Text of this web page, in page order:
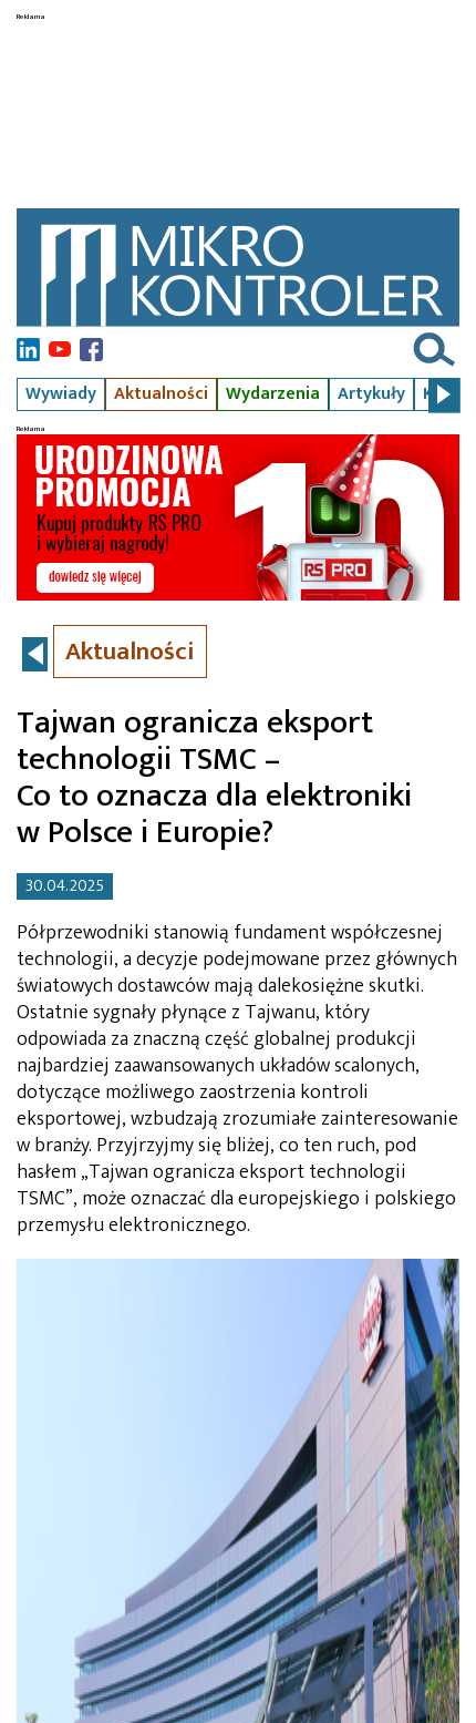
Wywiady Aktualności Wydarzenia Artykuły Kursy
Aktualności
Tajwan ogranicza eksport
technologii TSMC –
Co to oznacza dla elektroniki
w Polsce i Europie?
30.04.2025
Półprzewodniki stanowią fundament współczesnej
technologii, a decyzje podejmowane przez głównych
światowych dostawców mają dalekosiężne skutki.
Ostatnie sygnały płynące z Tajwanu, który
odpowiada za znaczną część globalnej produkcji
najbardziej zaawansowanych układów scalonych,
dotyczące możliwego zaostrzenia kontroli
eksportowej, wzbudzają zrozumiałe zainteresowanie
w branży. Przyjrzyjmy się bliżej, co ten ruch, pod
hasłem „Tajwan ogranicza eksport technologii
TSMC”, może oznaczać dla europejskiego i polskiego
przemysłuelektronicznego.